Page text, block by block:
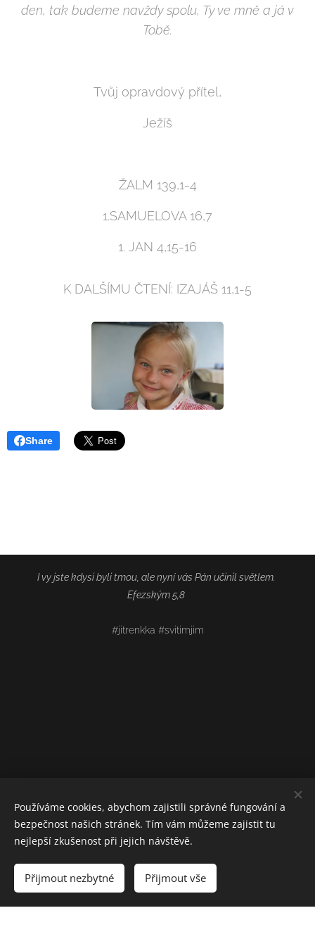
den, tak budeme navždy spolu, Ty ve mně a já v
Tobě.
Tvůj opravdový přítel,
Ježíš
ŽALM 139,1-4
1.SAMUELOVA 16,7
1. JAN 4,15-16
K DALŠÍMU ČTENÍ: IZAJÁŠ 11,1-5
Share
I vy jste kdysi byli tmou, ale nyní vás Pán učinil světlem.
Efezským 5,8
#jitrenkka #svitimjim
Vytvořeno službou Webnode
Používáme cookies, abychom zajistili správné fungování a
bezpečnost našich stránek. Tím vám můžeme zajistit tu
nejlepší zkušenost při jejich návštěvě.
Přijmout nezbytné Přijmout vše